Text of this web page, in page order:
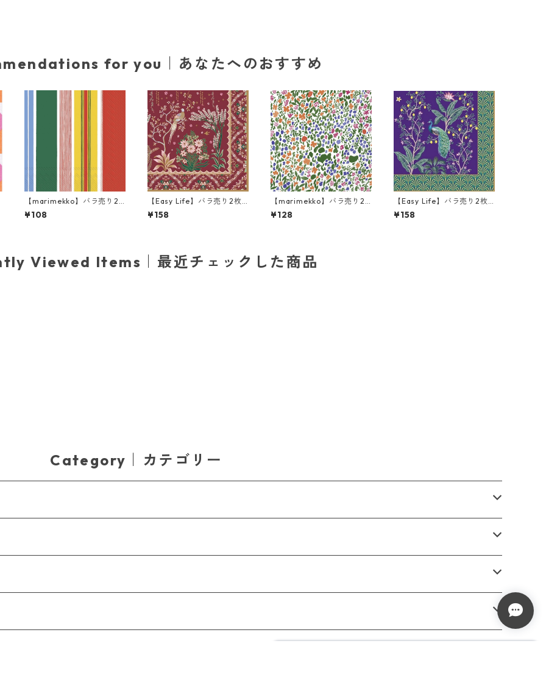
for you｜あなたへのおすすめ
【marimekko】バラ売り2
枚 カクテルサイズ ペーパー
ナプキン PARAATI イエロー
¥108
【Easy Life】バラ売り2枚
ランチサイズ ペーパーナプ
キン Ecletic Chic ボルドーx
¥158
【marimekko】バラ売り2
枚 ランチサイズ ペーパーナ
プキン RANTANIITTY グリー
¥128
【Easy Life】バラ売り2枚
ランチサイズ ペーパーナプ
キン Imperial Peacock パ
¥158
Viewed Items｜最近チェックした商品
Category｜カテゴリー